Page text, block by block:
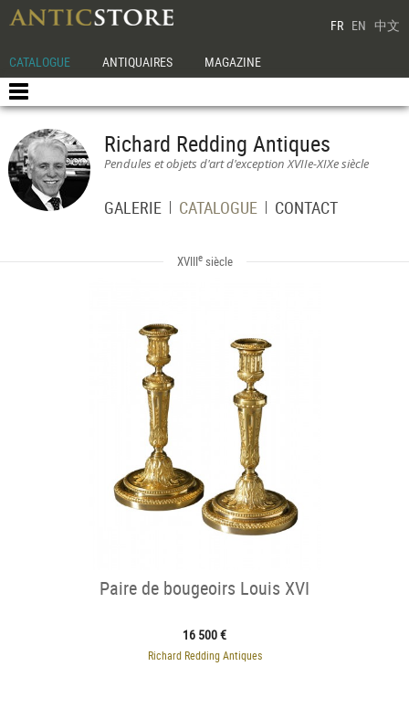
FR EN 中文
CATALOGUE ANTIQUAIRES MAGAZINE
Richard Redding Antiques
Pendules et objets d'art d'exception XVIIe-XIXe siècle
GALERIE CATALOGUE CONTACT
XVIIIesiècle
Paire de bougeoirs Louis XVI
16 500 €
Richard Redding Antiques